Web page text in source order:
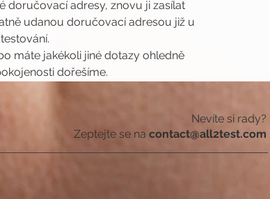
doručovací adresy, znovu ji zasílat
udanou doručovací adresou již u
máte jakékoli jiné dotazy ohledně
dořešíme.
Nevíte si rady?
Zeptejte se na contact@all2test.com